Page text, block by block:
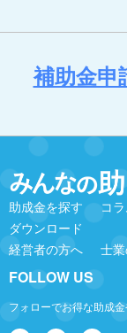
補助金申
助成金を探す コ
ダウンロード
経営者の方へ
士
FOLLOW US
フォローでお得な助成